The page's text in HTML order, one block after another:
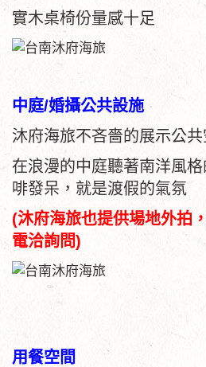
實木桌椅份量感十足
中庭/婚攝公共設施
沐府海旅不吝嗇的展示公
在浪漫的中庭聽著南洋風
啡發呆，就是渡假的氣氛
(沐府海旅也提供場地外拍
電洽詢問)
用餐空間